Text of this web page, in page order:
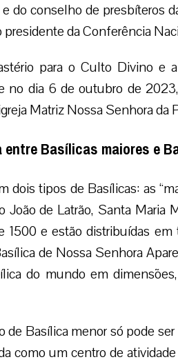
do conselho de presbíteros
presidente da Conferência
para o Culto Divino e
no dia 6 de outubro de
Matriz Nossa Senhora da
entre Basílicas maiores e
dois tipos de Basílicas: as
João de Latrão, Santa Maria
1500 e estão distribuídas
de Nossa Senhora
do mundo em
de Basílica menor só pode
como um centro de